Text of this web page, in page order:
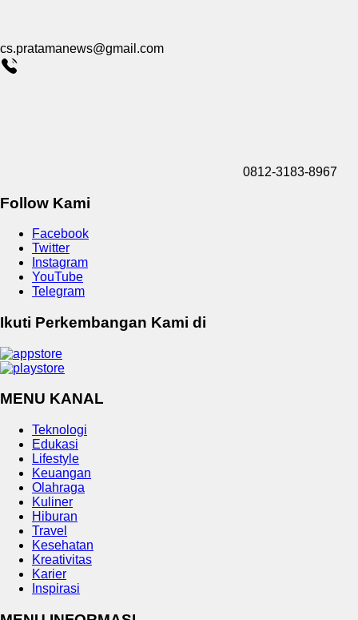
cs.pratamanews@gmail.com
0812-3183-8967
Follow Kami
Facebook
Twitter
Instagram
YouTube
Telegram
Ikuti Perkembangan Kami di
MENU KANAL
Teknologi
Edukasi
Lifestyle
Keuangan
Olahraga
Kuliner
Hiburan
Travel
Kesehatan
Kreativitas
Karier
Inspirasi